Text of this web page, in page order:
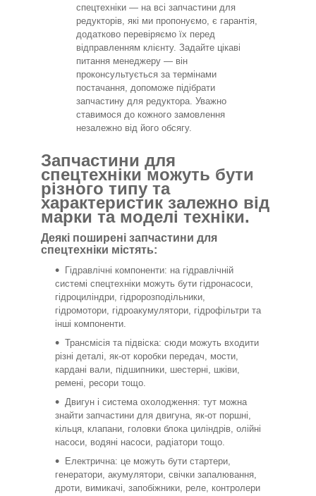
спецтехніки — на всі запчастини для
редукторів, які ми пропонуємо, є гарантія,
додатково перевіряємо їх перед
відправленням клієнту. Задайте цікаві
питання менеджеру — він
проконсультується за термінами
постачання, допоможе підібрати
запчастину для редуктора. Уважно
ставимося до кожного замовлення
незалежно від його обсягу.
Запчастини для
спецтехніки можуть бути
різного типу та
характеристик залежно від
марки та моделі техніки.
Деякі поширені запчастини для
спецтехніки містять:
Гідравлічні компоненти: на гідравлічній
системі спецтехніки можуть бути гідронасоси,
гідроциліндри, гідророзподільники,
гідромотори, гідроакумулятори, гідрофільтри та
інші компоненти.
Трансмісія та підвіска: сюди можуть входити
різні деталі, як-от коробки передач, мости,
кардані вали, підшипники, шестерні, шківи,
ремені, ресори тощо.
Двигун і система охолодження: тут можна
знайти запчастини для двигуна, як-от поршні,
кільця, клапани, головки блока циліндрів, олійні
насоси, водяні насоси, радіатори тощо.
Електрична: це можуть бути стартери,
генератори, акумулятори, свічки запалювання,
дроти, вимикачі, запобіжники, реле, контролери